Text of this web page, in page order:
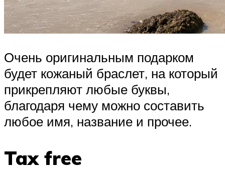
Очень оригинальным подарком
будет кожаный браслет, на который
прикрепляют любые буквы,
благодаря чему можно составить
любое имя, название и прочее.
Tax free